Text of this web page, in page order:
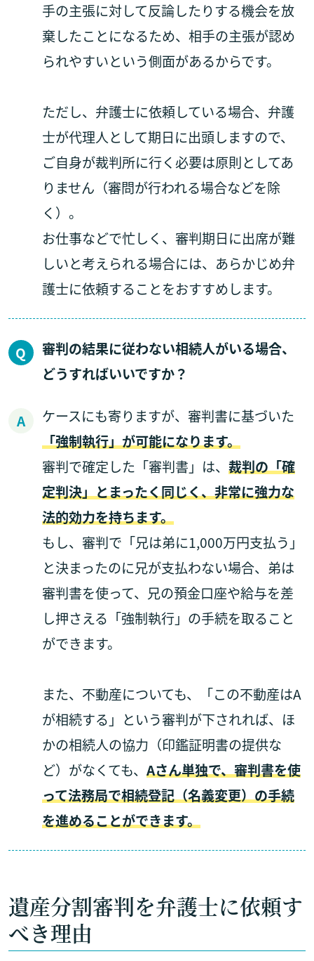
手の主張に対して反論したりする機会を放
棄したことになるため、相手の主張が認め
られやすいという側面があるからです。
ただし、弁護士に依頼している場合、弁護
士が代理人として期日に出頭しますので、
ご自身が裁判所に行く必要は原則としてあ
りません（審問が行われる場合などを除
く）。
お仕事などで忙しく、審判期日に出席が難
しいと考えられる場合には、あらかじめ弁
護士に依頼することをおすすめします。
審判の結果に従わない相続人がいる場合、
どうすればいいですか？
ケースにも寄りますが、審判書に基づいた
「強制執行」が可能になります。
審判で確定した「審判書」は、 裁判の「確
定判決」とまったく同じく、非常に強力な
法的効力を持ちます。
もし、審判で「兄は弟に1,000万円支払う」
と決まったのに兄が支払わない場合、弟は
審判書を使って、兄の預金口座や給与を差
し押さえる「強制執行」の手続を取ること
ができます。
また、不動産についても、「この不動産はA
が相続する」という審判が下されれば、ほ
かの相続人の協力（印鑑証明書の提供な
ど）がなくても、 Aさん単独で、審判書を使
って法務局で相続登記（名義変更）の手続
を進めることができます。
遺産分割審判を弁護士に依頼す
べき理由